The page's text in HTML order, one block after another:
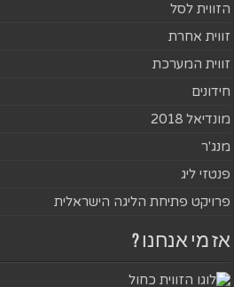
הזווית לסל
זווית אחרת
זווית המערכת
חידונים
מונדיאל 2018
מנג'ר
פנטזי ליג
פרויקט פתיחת הליגה הישראלית
אז מי אנחנו ?